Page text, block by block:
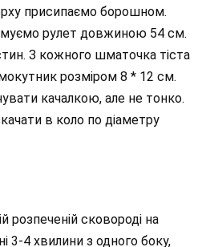
присипаємо борошном.
рулет довжиною 54 см.
З кожного шматочка тіста
розміром 8 * 12 см.
качалкою, але не тонко.
в коло по діаметру
розпеченій сковороді на
3-4 хвилини з одного боку,